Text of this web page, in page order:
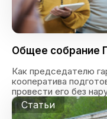
Общее собрание
Как председателю
кооператива
провести его без
Статьи